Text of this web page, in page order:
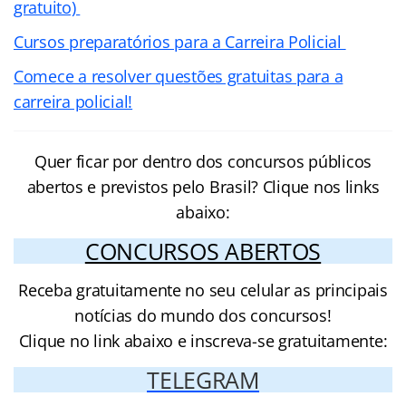
gratuito)
Cursos preparatórios para a Carreira Policial
Comece a resolver questões gratuitas para a
carreira policial!
Quer ficar por dentro dos concursos públicos
abertos e previstos pelo Brasil? Clique nos links
abaixo:
CONCURSOS ABERTOS
Receba gratuitamente no seu celular as principais
notícias do mundo dos concursos!
Clique no link abaixo e inscreva-se gratuitamente:
TELEGRAM